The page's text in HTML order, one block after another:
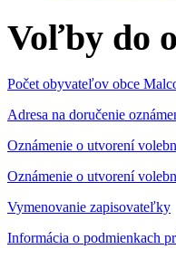
Voľby do
Počet obyvateľov obce
Adresa na doručenie
Oznámenie o utvorení
Oznámenie o utvorení
Vymenovanie zapisovateľky
Informácia o podmienkach